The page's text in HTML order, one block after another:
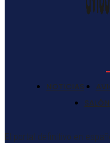
NOTICIAS
El portal definitivo en